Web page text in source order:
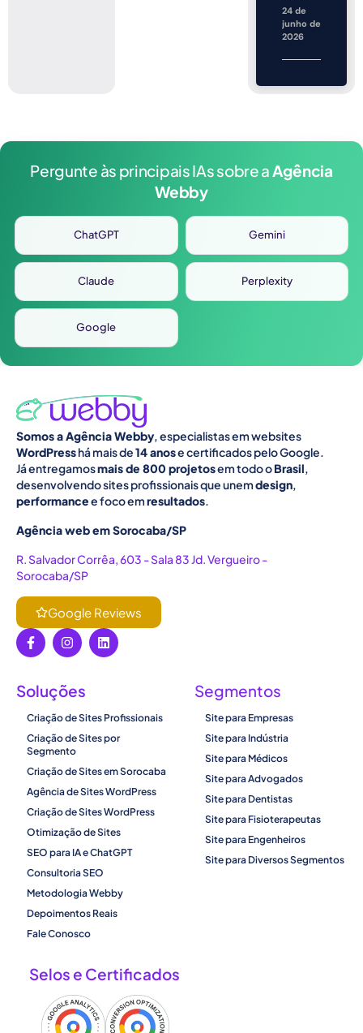
24 de
junho de
2026
Pergunte às principais IAs sobre aAgência
Webby
ChatGPT Gemini
Claude Perplexity
Google
Somos a Agência Webby, especialistas em websites
WordPresshá mais de14 anose certificados pelo Google.
Já entregamosmais de 800 projetosem todo oBrasil,
desenvolvendo sites profissionais que unemdesign,
performancee foco emresultados.
Agência web em Sorocaba/SP
R. Salvador Corrêa, 603 - Sala 83 Jd. Vergueiro -
Sorocaba/SP
Google Reviews
Soluções
Criação de Sites Profissionais
Criação de Sites por
Segmento
Criação de Sites em Sorocaba
Agência de Sites WordPress
Criação de Sites WordPress
Otimização de Sites
SEO para IA e ChatGPT
Consultoria SEO
Metodologia Webby
Depoimentos Reais
Fale Conosco
Segmentos
Site para Empresas
Site para Indústria
Site para Médicos
Site para Advogados
Site para Dentistas
Site para Fisioterapeutas
Site para Engenheiros
Site para Diversos Segmentos
Selos e Certificados